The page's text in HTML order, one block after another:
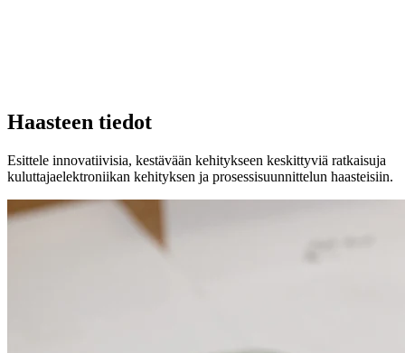
Haasteen tiedot
Esittele innovatiivisia, kestävään kehitykseen keskittyviä ratkaisuja
kuluttajaelektroniikan kehityksen ja prosessisuunnittelun haasteisiin.